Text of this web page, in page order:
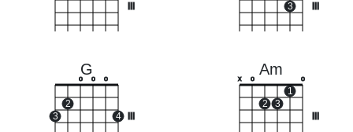
3
G
3
2
o o o
4
Am
x o
2 3
1
o